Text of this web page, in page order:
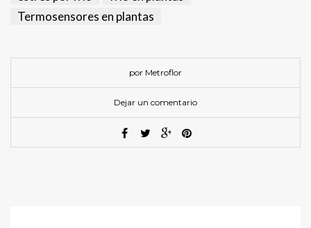
Termosensores en plantas
por Metroflor
Dejar un comentario